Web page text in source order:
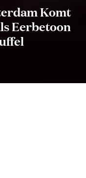
Komt
Eerbetoon